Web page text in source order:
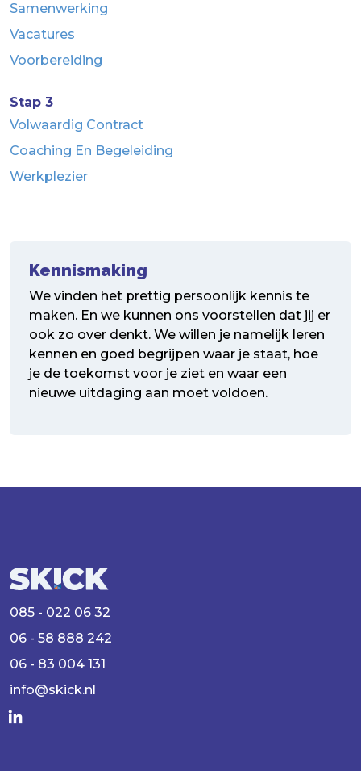
Samenwerking
Vacatures
Voorbereiding
Stap 3
Volwaardig Contract
Coaching En Begeleiding
Werkplezier
Kennismaking
We vinden het prettig persoonlijk kennis te
maken. En we kunnen ons voorstellen dat jij er
ook zo over denkt. We willen je namelijk leren
kennen en goed begrijpen waar je staat, hoe
je de toekomst voor je ziet en waar een
nieuwe uitdaging aan moet voldoen.
085 - 022 06 32
06 - 58 888 242
06 - 83 004 131
info@skick.nl